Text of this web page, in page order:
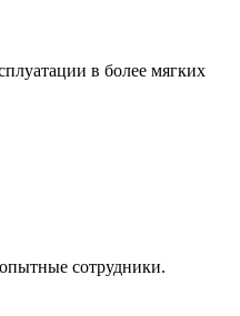
в более мягких
сотрудники.